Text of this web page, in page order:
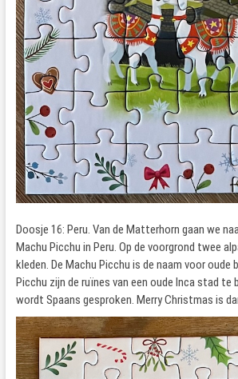
Doosje 16: Peru. Van de Matterhorn gaan we
Machu Picchu in Peru. Op de voorgrond twee
kleden. De Machu Picchu is de naam voor oude
Picchu zijn de ruïnes van een oude Inca stad te
wordt Spaans gesproken. Merry Christmas is